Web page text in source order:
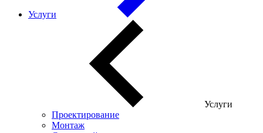
Услуги
Услуги
Проектирование
Монтаж